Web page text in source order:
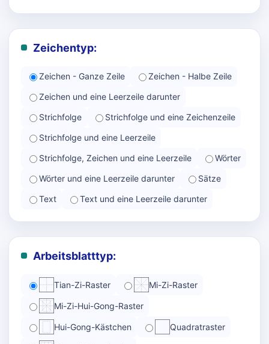
Zeichentyp:
Zeichen - Ganze Zeile
Zeichen - Halbe Zeile
Zeichen und eine Leerzeile darunter
Strichfolge
Strichfolge und eine Zeichenzeile
Strichfolge und eine Leerzeile
Strichfolge, Zeichen und eine Leerzeile
Wörter
Wörter und eine Leerzeile darunter
Sätze
Text
Text und eine Leerzeile darunter
Arbeitsblatttyp:
Tian-Zi-Raster Mi-Zi-Raster
Mi-Zi-Hui-Gong-Raster
Hui-Gong-Kästchen Quadratraster